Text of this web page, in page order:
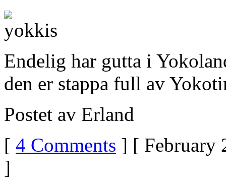
Endelig har gutta i
den er stappa full av
Postet av Erland
[ 4 Comments ] [ February
]